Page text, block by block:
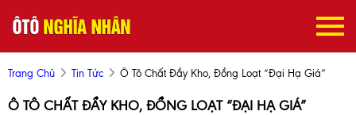
Trang Chủ Tin Tức Ô Tô Chất Đầy Kho, Đồng Loạt “đại Hạ Giá”
Ô TÔ CHẤT ĐẦY KHO, ĐỒNG LOẠT “ĐẠI HẠ GIÁ”